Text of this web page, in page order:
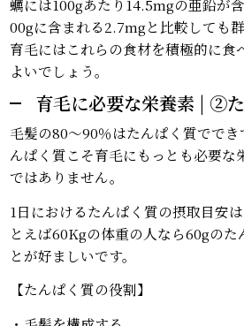
蠣には100gあたり14.5mgの亜鉛が
00gに含まれる2.7mgと比較しても群
育毛にはこれらの食材を積極的に食
よいでしょう。
育毛に必要な栄養素 | ②
毛髪の80～90％はたんぱく質でで
んぱく質こそ育毛にもっとも必要な
ではありません。
1日におけるたんぱく質の摂取目安
とえば60Kgの体重の人なら60gのた
とが好ましいです。
【たんぱく質の役割】